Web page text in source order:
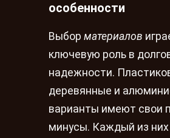
особенности
Выбор материалов
ключевую роль в
надежности.
деревянные и
варианты имеют свои
минусы. Каждый из них